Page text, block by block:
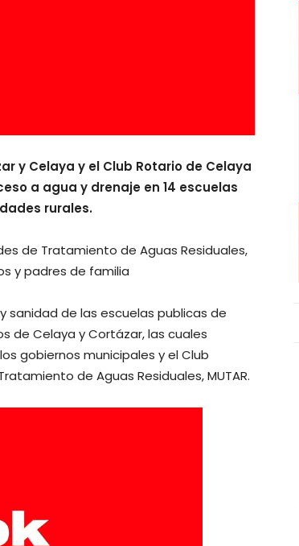
y Celaya y el Club Rotario de Celaya
a agua y drenaje en 14 escuelas
rurales.
de Tratamiento de Aguas Residuales,
y padres de familia
sanidad de las escuelas publicas de
de Celaya y Cortázar, las cuales
gobiernos municipales y el Club
de Aguas Residuales, MUTAR.